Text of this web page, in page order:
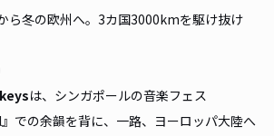
ら冬の欧州へ。3カ国3000kmを駆け抜け
は、シンガポールの音楽フェス
での余韻を背に、一路、ヨーロッパ大陸へ